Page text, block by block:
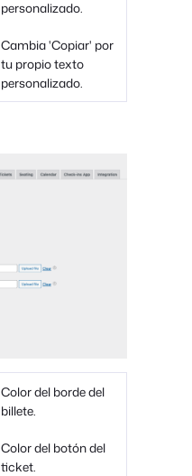
personalizado.
Cambia 'Copiar' por
tu propio texto
personalizado.
Color del borde del
billete.
Color del botón del
ticket.